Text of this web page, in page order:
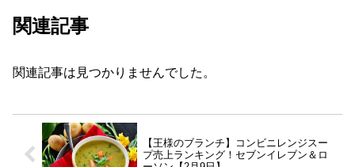
関連記事
関連記事は見つかりませんでした。
【王様のブランチ】コンビニレンジスー
プ売上ランキング！セブンイレブン＆ロ